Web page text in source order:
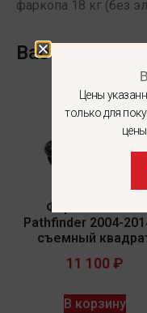
фаркопа 18 кг (без
Вас может
Фаркоп NISSAN
Pathfinder 2004-
съемный
11 100 ₽
В корзину
Цены
только для